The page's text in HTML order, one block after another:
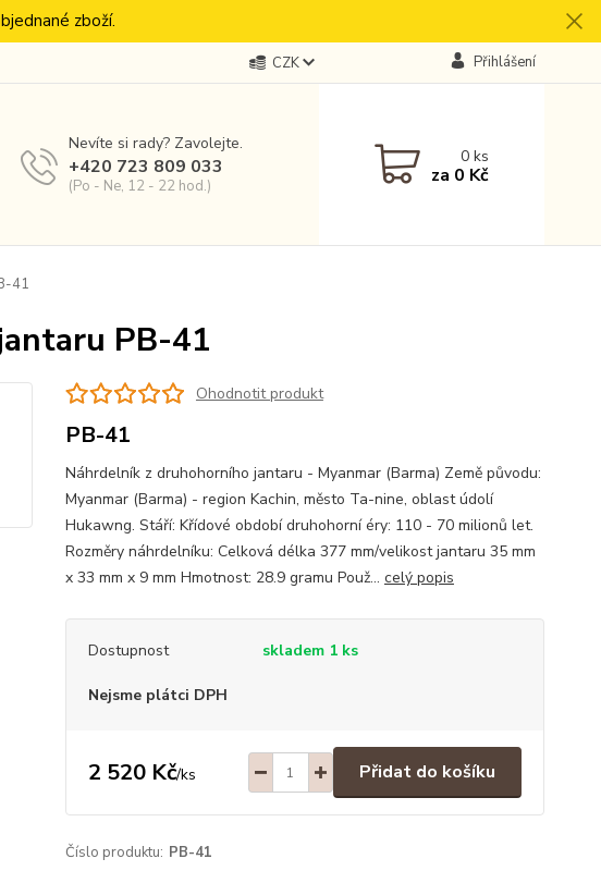
zboží.
CZK Přihlášení
Nevíte si rady? Zavolejte.
+420 723 809 033
(Po - Ne, 12 - 22 hod.)
0ks
za 0 Kč
41
PB-41
Ohodnotit produkt
PB-41
Náhrdelník z druhohorního jantaru - Myanmar (Barma) Země původu:
Myanmar (Barma) - region Kachin, město Ta-nine, oblast údolí
Hukawng. Stáří: Křídové období druhohorní éry: 110 - 70 milionů let.
Rozměry náhrdelníku: Celková délka 377 mm/velikost jantaru 35 mm
x 33 mm x 9 mm Hmotnost: 28.9 gramu Použ... celý popis
Dostupnost skladem 1 ks
Nejsme plátci DPH
2 520 Kč/ks Přidat do košíku
Číslo produktu: PB-41